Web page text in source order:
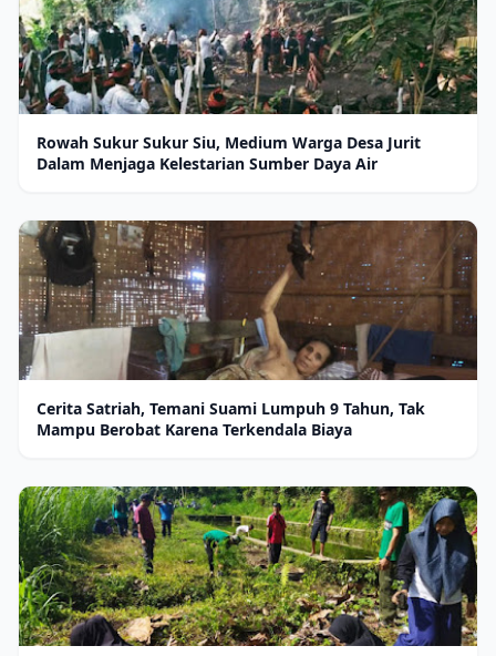
Rowah Sukur Sukur Siu, Medium Warga Desa Jurit
Dalam Menjaga Kelestarian Sumber Daya Air
Cerita Satriah, Temani Suami Lumpuh 9 Tahun, Tak
Mampu Berobat Karena Terkendala Biaya